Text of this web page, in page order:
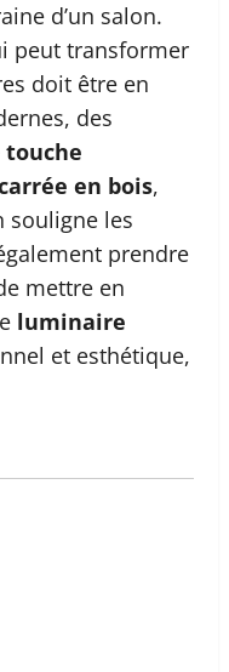
d’un salon.
peut transformer
doit être en
des
touche
en bois,
souligne les
prendre
mettre en
luminaire
et esthétique,